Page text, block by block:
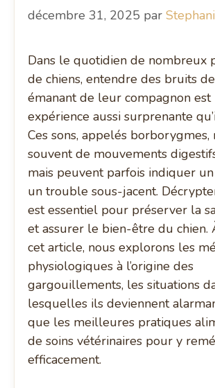
décembre 31, 2025 par
Dans le quotidien de nombreux
de chiens, entendre des bruits
émanant de leur compagnon est
expérience aussi surprenante
Ces sons, appelés
souvent de mouvements
mais peuvent parfois indiquer
un trouble sous-jacent.
est essentiel pour préserver la
et assurer le bien-être du chien.
cet article, nous explorons les
physiologiques à l’origine des
gargouillements, les situations
lesquelles ils deviennent
que les meilleures pratiques
de soins vétérinaires pour y
efficacement.